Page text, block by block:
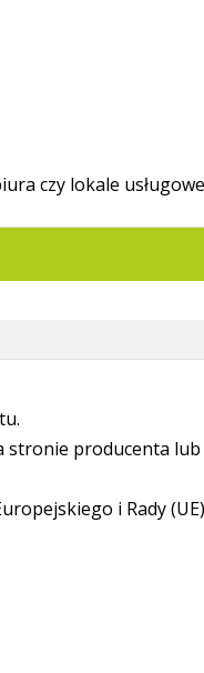
czy lokale
stronie producenta
i Rady